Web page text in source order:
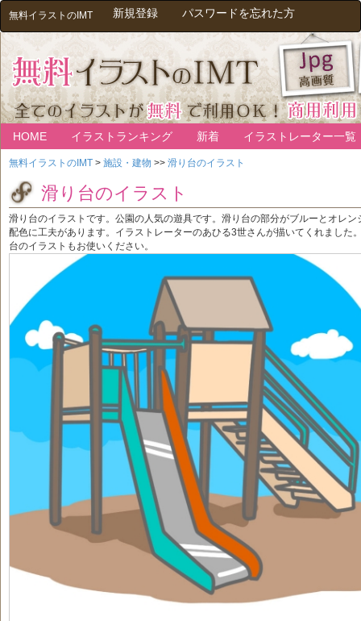
無料イラストのIMT 新規登録 パスワードを忘れた方
HOME イラストランキング 新着 イラストレーター一覧
無料イラストのIMT > 施設・建物 >> 滑り台のイラスト
滑り台のイラスト
滑り台のイラストです。公園の人気の遊具です。滑り台の部分がブルーとオレ
配色に工夫があります。イラストレーターのあひる3世さんが描いてくれました
台のイラストもお使いください。